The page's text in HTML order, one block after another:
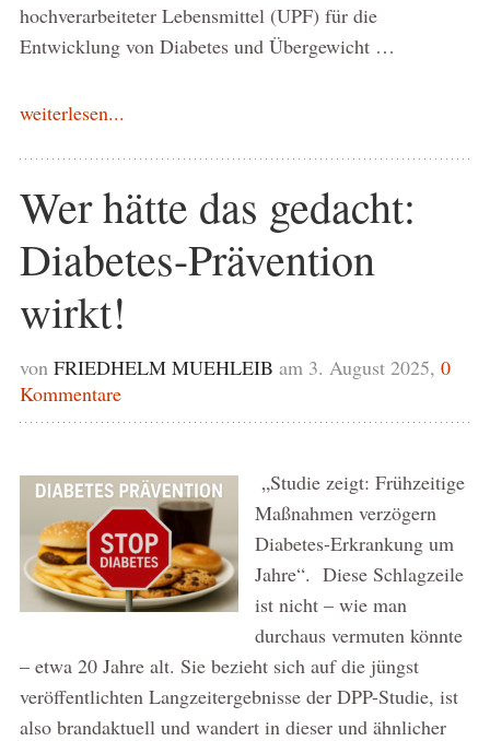
hochverarbeiteter Lebensmittel (UPF) für die
Entwicklung von Diabetes und Übergewicht …
weiterlesen...
Wer hätte das gedacht:
Diabetes-Prävention
wirkt!
von FRIEDHELM MUEHLEIB am 3. August 2025, 0
Kommentare
„Studie zeigt: Frühzeitige
Maßnahmen verzögern
Diabetes-Erkrankung um
Jahre“. Diese Schlagzeile
ist nicht – wie man
durchaus vermuten könnte
– etwa 20 Jahre alt. Sie bezieht sich auf die jüngst
veröffentlichten Langzeitergebnisse der DPP-Studie, ist
also brandaktuell und wandert in dieser und ähnlicher